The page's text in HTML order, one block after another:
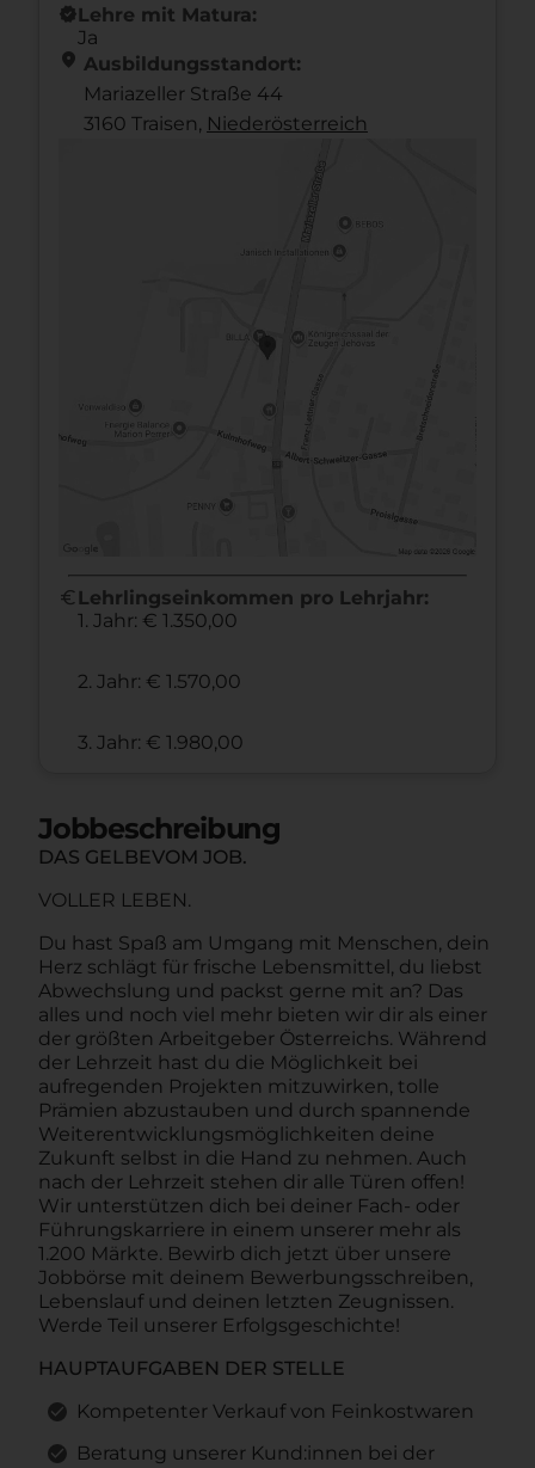
new_releasesLehre mit Matura:
Ja
location_on Ausbildungsstandort:
Mariazeller Straße 44
3160 Traisen, Nieder­österreich
euro Lehrlingseinkommen pro Lehrjahr:
1. Jahr: € 1.350,00
2. Jahr: € 1.570,00
3. Jahr: € 1.980,00
Jobbeschreibung
DAS GELBEVOM JOB.
VOLLER LEBEN.
Du hast Spaß am Umgang mit Menschen, dein
Herz schlägt für frische Lebensmittel, du liebst
Abwechslung und packst gerne mit an? Das
alles und noch viel mehr bieten wir dir als einer
der größten Arbeitgeber Österreichs. Während
der Lehrzeit hast du die Möglichkeit bei
aufregenden Projekten mitzuwirken, tolle
Prämien abzustauben und durch spannende
Weiterentwicklungsmöglichkeiten deine
Zukunft selbst in die Hand zu nehmen. Auch
nach der Lehrzeit stehen dir alle Türen offen!
Wir unterstützen dich bei deiner Fach- oder
Führungskarriere in einem unserer mehr als
1.200 Märkte. Bewirb dich jetzt über unsere
Jobbörse mit deinem Bewerbungsschreiben,
Lebenslauf und deinen letzten Zeugnissen.
Werde Teil unserer Erfolgsgeschichte!
HAUPTAUFGABEN DER STELLE
Kompetenter Verkauf von Feinkostwaren
Beratung unserer Kund:innen bei der